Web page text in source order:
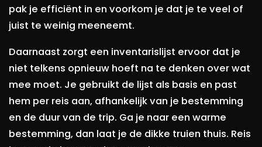
pak je efficiënt in en voorkom je dat je te veel of
juist te weinig meeneemt.
Daarnaast zorgt een inventarislijst ervoor dat je
niet telkens opnieuw hoeft na te denken over wat
mee moet. Je gebruikt de lijst als basis en past
hem per reis aan, afhankelijk van je bestemming
en de duur van de trip. Ga je naar een warme
bestemming, dan laat je de dikke truien thuis. Reis